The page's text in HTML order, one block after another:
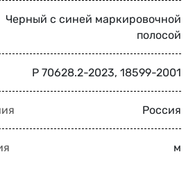
Черный с синей маркировочной
полосой
Р 70628.2-2023, 18599-2001
Россия
м